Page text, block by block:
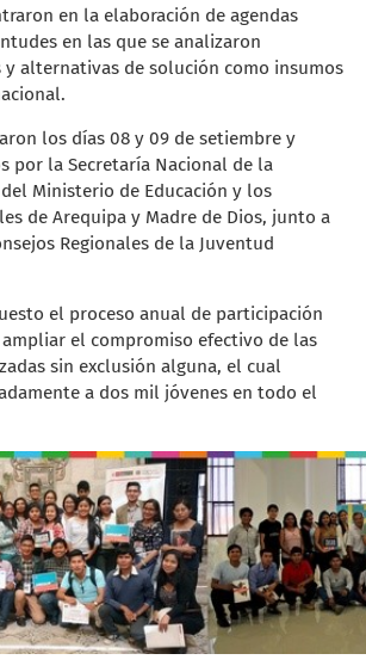
en la elaboración de agendas
en las que se analizaron
y alternativas de solución como insumos
los días 08 y 09 de setiembre y
por la Secretaría Nacional de la
Ministerio de Educación y los
de Arequipa y Madre de Dios, junto a
Regionales de la Juventud
el proceso anual de participación
el compromiso efectivo de las
sin exclusión alguna, el cual
a dos mil jóvenes en todo el